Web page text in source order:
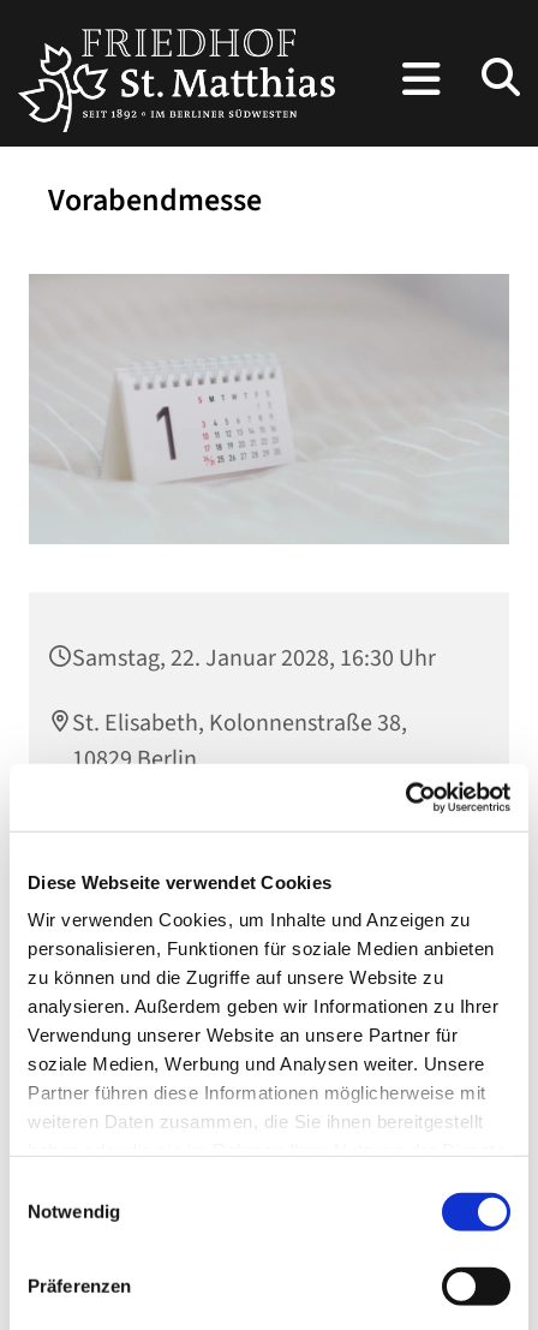
Diese Webseite verwendet Cookies
Wir verwenden Cookies, um Inhalte und Anzeigen zu
personalisieren, Funktionen für soziale Medien anbieten
zu können und die Zugriffe auf unsere Website zu
analysieren. Außerdem geben wir Informationen zu Ihrer
Verwendung unserer Website an unsere Partner für
soziale Medien, Werbung und Analysen weiter. Unsere
Partner führen diese Informationen möglicherweise mit
weiteren Daten zusammen, die Sie ihnen bereitgestellt
Notwendig
Präferenzen
Vorabendmesse
Samstag, 22. Januar 2028, 16:30 Uhr
St. Elisabeth, Kolonnenstraße 38,
10829 Berlin